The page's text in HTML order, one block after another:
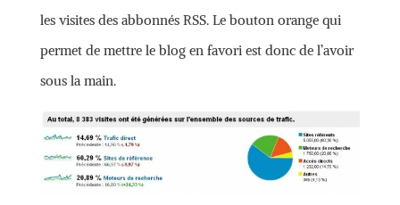
les visites des abbonnés RSS. Le bouton orange qui
permet de mettre le blog en favori est donc de l’avoir
sous la main.